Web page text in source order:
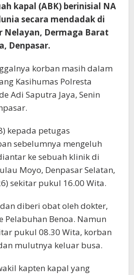
kapal (ABK) berinisial NA
secara mendadak di
Nelayan, Dermaga Barat
Denpasar.
korban masih dalam
Kasihumas Polresta
Adi Saputra Jaya, Senin
kepada petugas
sebelumnya mengeluh
ke sebuah klinik di
Moyo, Denpasar Selatan,
sekitar pukul 16.00 Wita.
diberi obat oleh dokter,
Pelabuhan Benoa. Namun
pukul 08.30 Wita, korban
mulutnya keluar busa.
kapten kapal yang